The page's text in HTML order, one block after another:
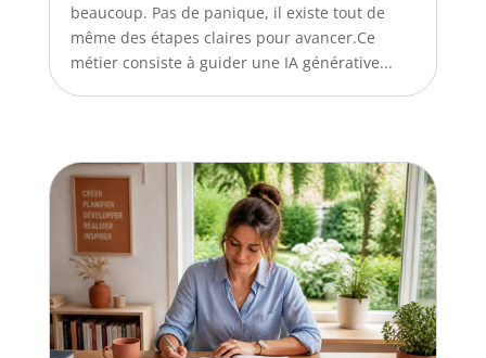
beaucoup. Pas de panique, il existe tout de
même des étapes claires pour avancer.Ce
métier consiste à guider une IA générative...